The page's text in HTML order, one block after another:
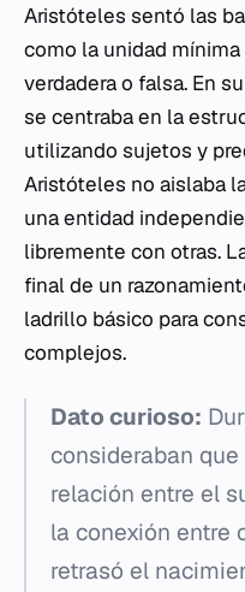
Aristóteles sentó las
como la unidad
verdadera o falsa. En su
se centraba en la
utilizando sujetos y
Aristóteles no aislaba
una entidad
libremente con otras.
final de un
ladrillo básico para
complejos.
Dato curioso:
consideraban
relación entre el
la conexión entre
retrasó el